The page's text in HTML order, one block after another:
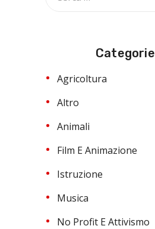
Categorie
Agricoltura
Altro
Animali
Film E Animazione
Istruzione
Musica
No Profit E Attivismo